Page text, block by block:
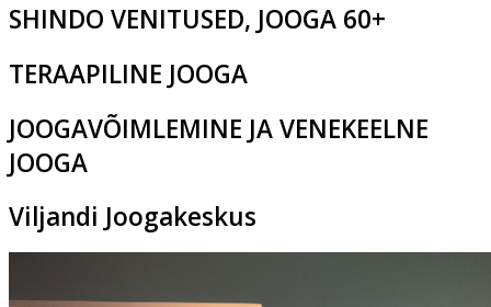
SHINDO VENITUSED, JOOGA 60+
TERAAPILINE JOOGA
JOOGAVÕIMLEMINE JA VENEKEELNE
JOOGA
Viljandi Joogakeskus